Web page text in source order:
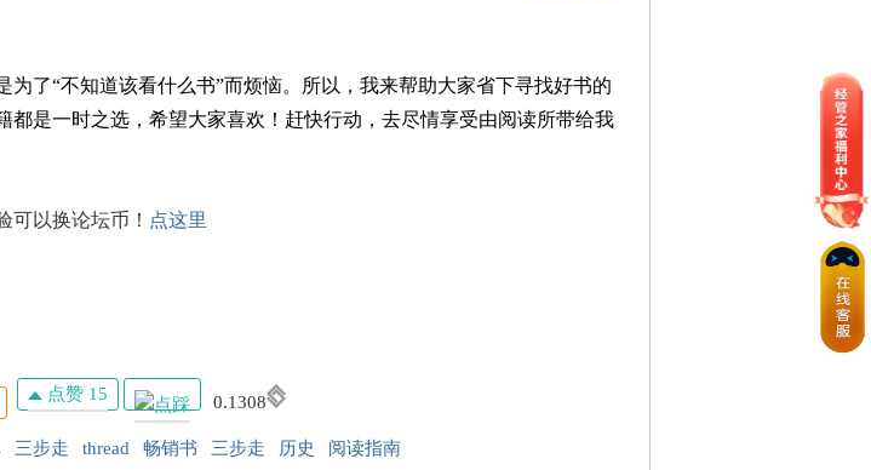
为了“不知道该看什么书”而烦恼。所以，我来帮助大家省下寻找好书的
都是一时之选，希望大家喜欢！赶快行动，去尽情享受由阅读所带给我
可以换论坛币！ 点这里
点赞 15 0.1308
三步走 thread 畅销书 三步走 历史 阅读指南